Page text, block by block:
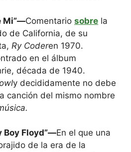
Mi”—Comentario sobre la
de California, de su
Ry Coderen 1970.
en el álbum
década de 1940.
y decididamente no debe
canción del mismo nombre
Boy Floyd”—En el que una
de la era de la